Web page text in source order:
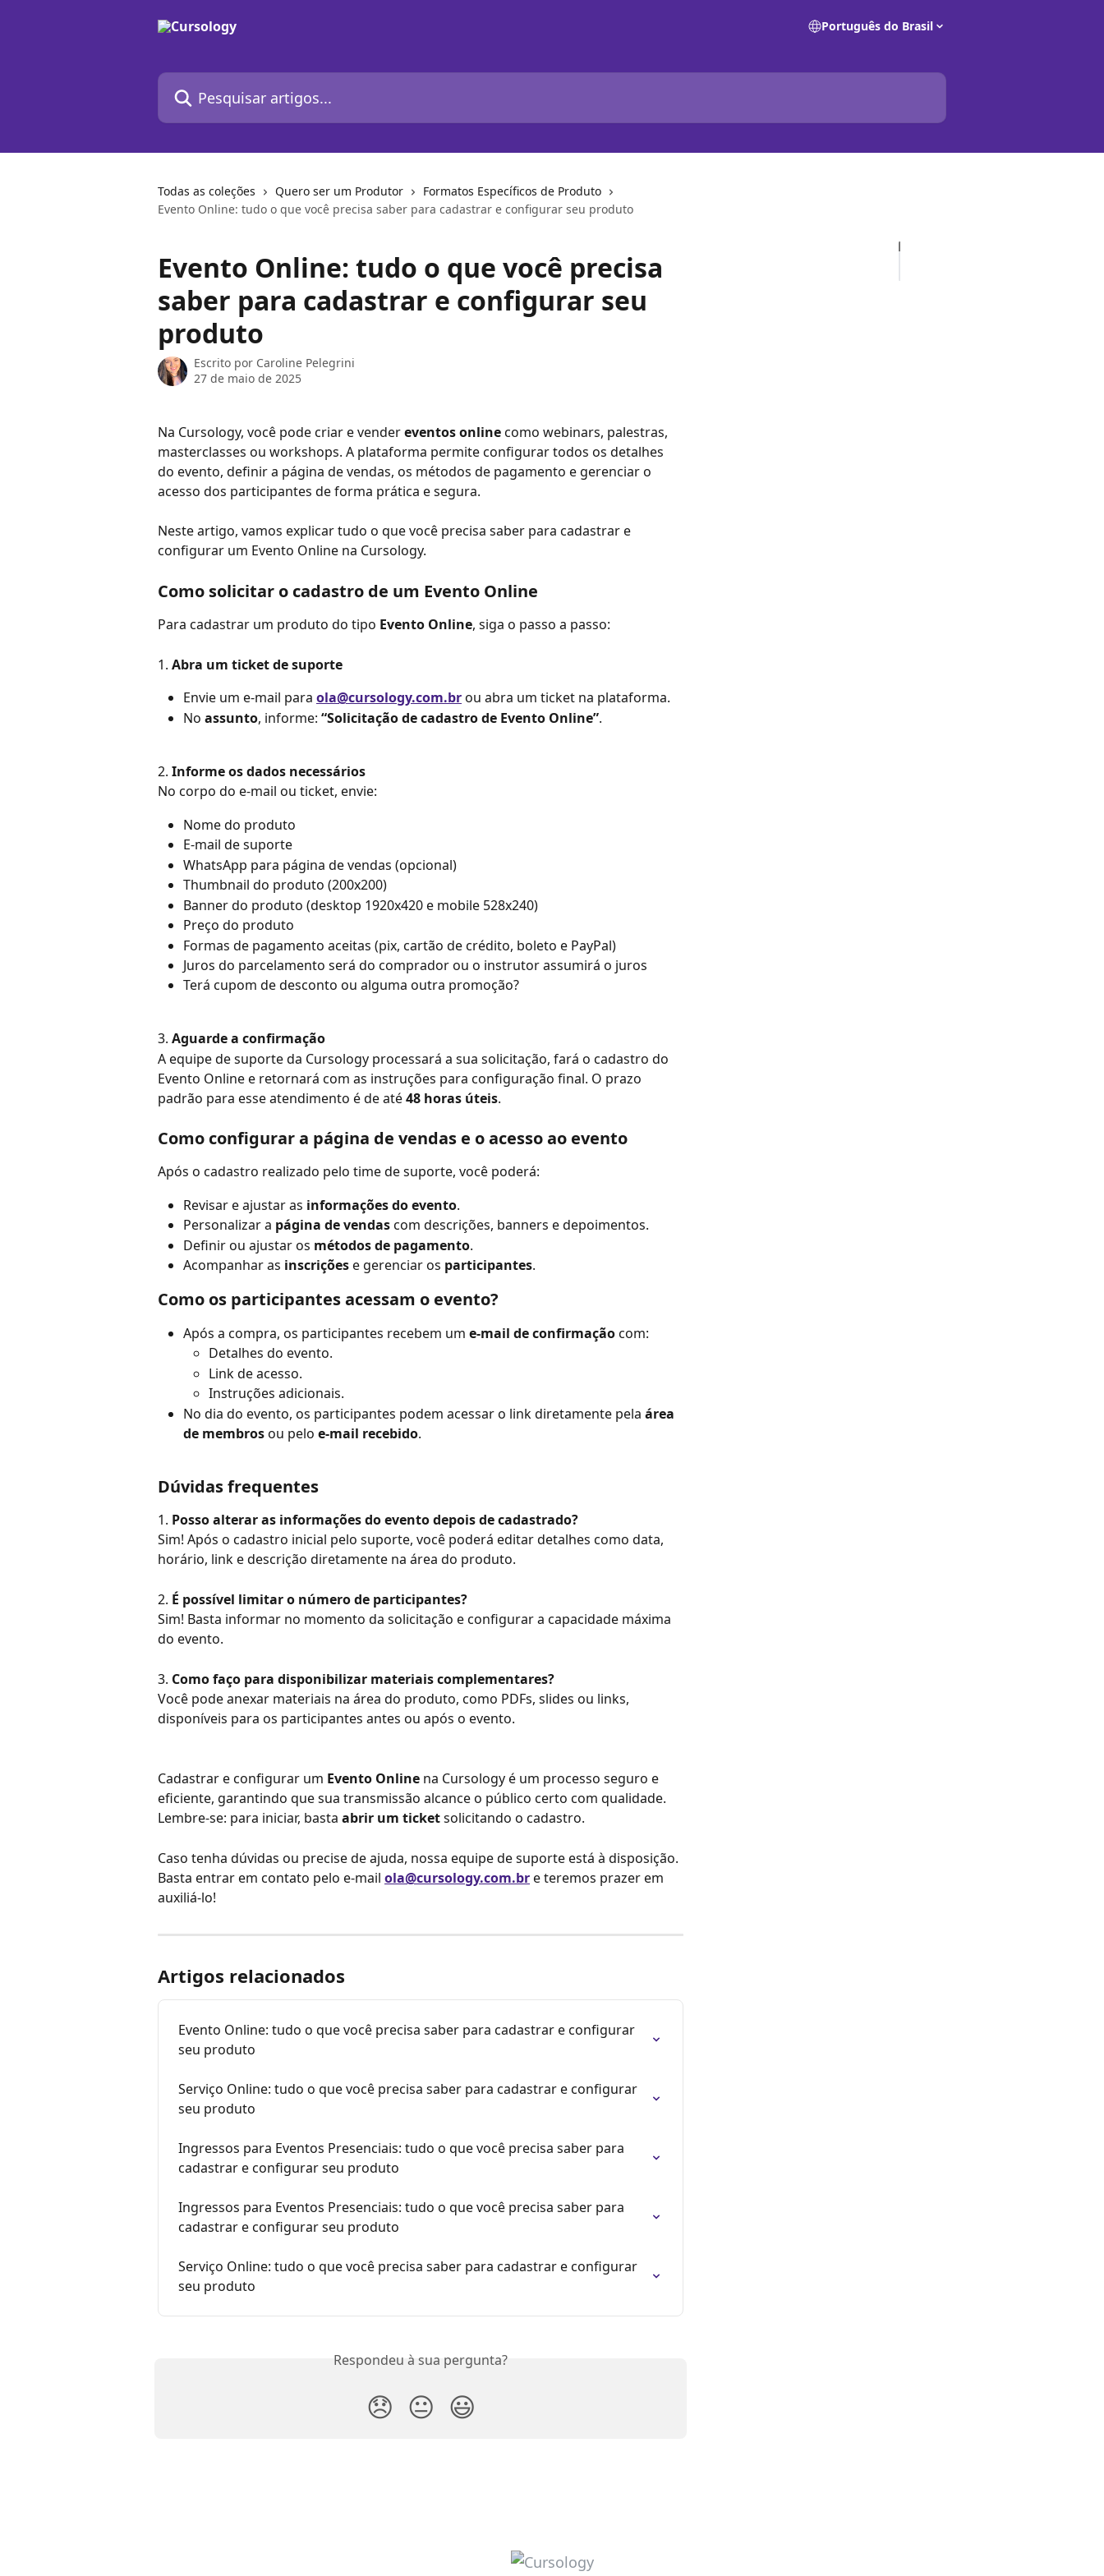
Português do Brasil
Pesquisar artigos...
Todas as coleções Quero ser um Produtor
Formatos Específicos de Produto
Evento Online: tudo o que você precisa saber para cadastrar e configurar seu produto
Evento Online: tudo o que você precisa
saber para cadastrar e configurar seu
produto
Escrito por Caroline Pelegrini
27 de maio de 2025
Na Cursology, você pode criar e vender eventos online como webinars, palestras,
masterclasses ou workshops. A plataforma permite configurar todos os detalhes
do evento, definir a página de vendas, os métodos de pagamento e gerenciar o
acesso dos participantes de forma prática e segura.
Neste artigo, vamos explicar tudo o que você precisa saber para cadastrar e
configurar um Evento Online na Cursology.
Como solicitar o cadastro de um Evento Online
Para cadastrar um produto do tipo Evento Online, siga o passo a passo:
1. Abra um ticket de suporte
Envie um e-mail para ola@cursology.com.br ou abra um ticket na plataforma.
No assunto, informe: “Solicitação de cadastro de Evento Online”.
2. Informe os dados necessários
No corpo do e-mail ou ticket, envie:
Nome do produto
E-mail de suporte
WhatsApp para página de vendas (opcional)
Thumbnail do produto (200x200)
⁠⁠Banner do produto (desktop 1920x420 e mobile 528x240)
Preço do produto
Formas de pagamento aceitas (pix, cartão de crédito, boleto e PayPal)
Juros do parcelamento será do comprador ou o instrutor assumirá o juros
Terá cupom de desconto ou alguma outra promoção?
3. Aguarde a confirmação
A equipe de suporte da Cursology processará a sua solicitação, fará o cadastro do
Evento Online e retornará com as instruções para configuração final. O prazo
padrão para esse atendimento é de até 48 horas úteis.
Como configurar a página de vendas e o acesso ao evento
Após o cadastro realizado pelo time de suporte, você poderá:
Revisar e ajustar as informações do evento.
Personalizar a página de vendas com descrições, banners e depoimentos.
Definir ou ajustar os métodos de pagamento.
Acompanhar as inscrições e gerenciar os participantes.
Como os participantes acessam o evento?
Após a compra, os participantes recebem um e-mail de confirmação com:
Detalhes do evento.
Link de acesso.
Instruções adicionais.
No dia do evento, os participantes podem acessar o link diretamente pela área
de membros ou pelo e-mail recebido.
Dúvidas frequentes
1. Posso alterar as informações do evento depois de cadastrado?
Sim! Após o cadastro inicial pelo suporte, você poderá editar detalhes como data,
horário, link e descrição diretamente na área do produto.
2. É possível limitar o número de participantes?
Sim! Basta informar no momento da solicitação e configurar a capacidade máxima
do evento.
3. Como faço para disponibilizar materiais complementares?
Você pode anexar materiais na área do produto, como PDFs, slides ou links,
disponíveis para os participantes antes ou após o evento.
Cadastrar e configurar um Evento Online na Cursology é um processo seguro e
eficiente, garantindo que sua transmissão alcance o público certo com qualidade.
Lembre-se: para iniciar, basta abrir um ticket solicitando o cadastro.
Caso tenha dúvidas ou precise de ajuda, nossa equipe de suporte está à disposição.
Basta entrar em contato pelo e-mail ola@cursology.com.br e teremos prazer em
auxiliá-lo!
Artigos relacionados
Evento Online: tudo o que você precisa saber para cadastrar e configurar
seu produto
Serviço Online: tudo o que você precisa saber para cadastrar e configurar
seu produto
Ingressos para Eventos Presenciais: tudo o que você precisa saber para
cadastrar e configurar seu produto
Ingressos para Eventos Presenciais: tudo o que você precisa saber para
cadastrar e configurar seu produto
Serviço Online: tudo o que você precisa saber para cadastrar e configurar
seu produto
Respondeu à sua pergunta?
😞 😐 😃